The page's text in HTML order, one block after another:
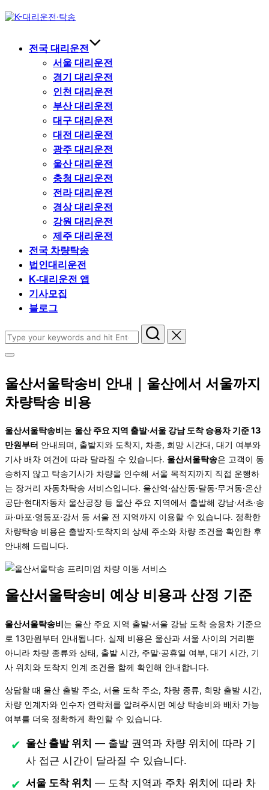
Skip
전국 대리운전
서울 대리운전
경기 대리운전
인천 대리운전
부산 대리운전
대구 대리운전
대전 대리운전
광주 대리운전
울산 대리운전
충청 대리운전
전라 대리운전
경상 대리운전
강원 대리운전
제주 대리운전
전국 차량탁송
법인대리운전
K-대리운전 앱
기사모집
블로그
Search
for:
Toggle
&
navigation
울산서울탁송비 안내｜울산에서 서울까지
차량탁송 비용
울산서울탁송비는 울산 주요 지역 출발·서울 강남 도착 승용차 기준 13
만원부터 안내되며, 출발지와 도착지, 차종, 희망 시간대, 대기 여부와
기사 배차 여건에 따라 달라질 수 있습니다. 울산서울탁송은 고객이 동
승하지 않고 탁송기사가 차량을 인수해 서울 목적지까지 직접 운행하
는 장거리 자동차탁송 서비스입니다. 울산역·삼산동·달동·무거동·온산
공단·현대자동차 울산공장 등 울산 주요 지역에서 출발해 강남·서초·송
파·마포·영등포·강서 등 서울 전 지역까지 이용할 수 있습니다. 정확한
차량탁송 비용은 출발지·도착지의 상세 주소와 차량 조건을 확인한 후
안내해 드립니다.
울산서울탁송비 예상 비용과 산정 기준
울산서울탁송비는 울산 주요 지역 출발·서울 강남 도착 승용차 기준으
로 13만원부터 안내됩니다. 실제 비용은 울산과 서울 사이의 거리뿐
아니라 차량 종류와 상태, 출발 시간, 주말·공휴일 여부, 대기 시간, 기
사 위치와 도착지 인계 조건을 함께 확인해 안내합니다.
상담할 때 울산 출발 주소, 서울 도착 주소, 차량 종류, 희망 출발 시간,
차량 인계자와 인수자 연락처를 알려주시면 예상 탁송비와 배차 가능
여부를 더욱 정확하게 확인할 수 있습니다.
울산 출발 위치 — 출발 권역과 차량 위치에 따라 기
사 접근 시간이 달라질 수 있습니다.
서울 도착 위치 — 도착 지역과 주차 위치에 따라 차